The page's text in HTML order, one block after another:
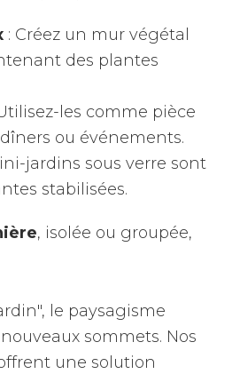
: Créez un mur végétal
des plantes
les comme pièce
ou événements.
jardins sous verre sont
stabilisées.
, isolée ou groupée,
le paysagisme
sommets. Nos
une solution